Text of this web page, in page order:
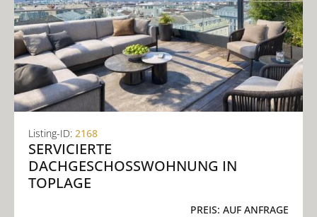
Listing-ID: 2168
SERVICIERTE
DACHGESCHOSSWOHNUNG IN
TOPLAGE
PREIS: AUF ANFRAGE